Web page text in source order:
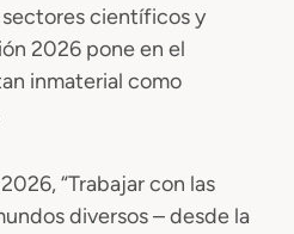
científicos y
2026 pone en el
inmaterial como
“Trabajar con las
diversos – desde la